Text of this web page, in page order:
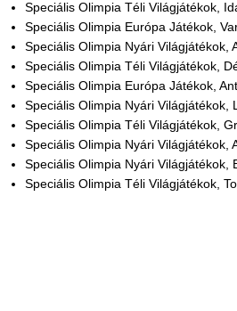
Speciális Olimpia Téli Világjátékok,
Speciális Olimpia Európa Játékok,
Speciális Olimpia Nyári Világjátékok,
Speciális Olimpia Téli Világjátékok,
Speciális Olimpia Európa Játékok,
Speciális Olimpia Nyári Világjátékok,
Speciális Olimpia Téli Világjátékok,
Speciális Olimpia Nyári Világjátékok,
Speciális Olimpia Nyári Világjátékok,
Speciális Olimpia Téli Világjátékok,